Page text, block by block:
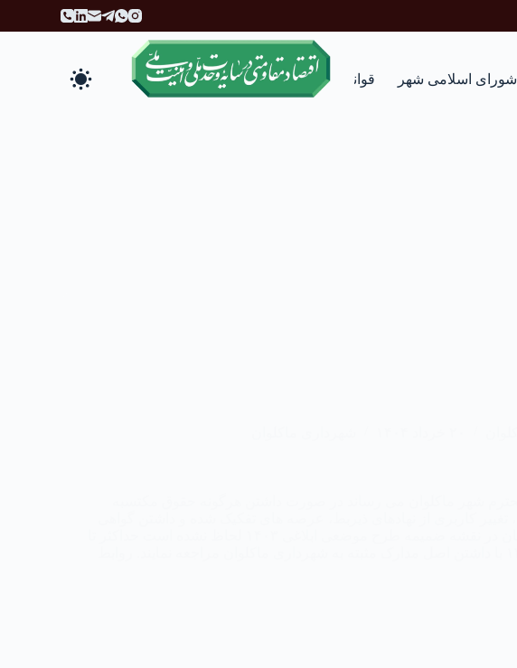
ر
شورای اسلامی شهر قوانین انتقادات و پیشنهادات